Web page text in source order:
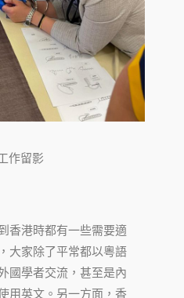
作留影
香港時都有一些需要適
大家除了平常都以粵語
國學者交流，甚至是內
用英文。另一方面，香